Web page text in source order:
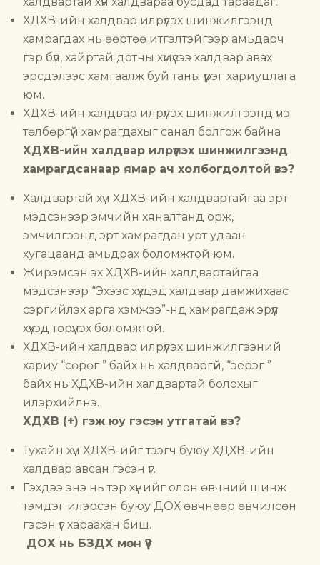
ХДХВ-ийн халдвар илрүүлэх шинжилгээнд
хамрагдах нь өөртөө итгэлтэйгээр амьдарч
гэр бүл, хайртай дотны хүмүүсээ халдвар авах
эрсдэлээс хамгаалж буй таны үүрэг хариуцлага
юм.
ХДХВ-ийн халдвар илрүүлэх шинжилгээнд үнэ
төлбөргүй хамрагдахыг санал болгож байна
ХДХВ-ийн халдвар илрүүлэх шинжилгээнд
хамрагдсанаар ямар ач холбогдолтой вэ?
Халдвартай хүн ХДХВ-ийн халдвартайгаа эрт
мэдсэнээр эмчийн хяналтанд орж,
эмчилгээнд эрт хамрагдан урт удаан
хугацаанд амьдрах боломжтой юм.
Жирэмсэн эх ХДХВ-ийн халдвартайгаа
мэдсэнээр “Эхээс хүүхдэд халдвар дамжихаас
сэргийлэх арга хэмжээ”-нд хамрагдаж эрүүл
хүүхэд төрүүлэх боломжтой.
ХДХВ-ийн халдвар илрүүлэх шинжилгээний
хариу “сөрөг ” байх нь халдваргүй, “эерэг ”
байх нь ХДХВ-ийн халдвартай болохыг
илэрхийлнэ.
ХДХВ (+) гэж юу гэсэн утгатай вэ?
Тухайн хүн ХДХВ-ийг тээгч буюу ХДХВ-ийн
халдвар авсан гэсэн үг.
Гэхдээ энэ нь тэр хүнийг олон өвчний шинж
тэмдэг илэрсэн буюу ДОХ өвчнөөр өвчилсөн
гэсэн үг хараахан биш.
ДОХ нь БЗДХ мөн үү?